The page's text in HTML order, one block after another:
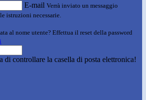
E-mail Verrà inviato un messaggio
istruzioni necessarie.
al nome utente? Effettua il reset della password
di controllare la casella di posta elettronica!